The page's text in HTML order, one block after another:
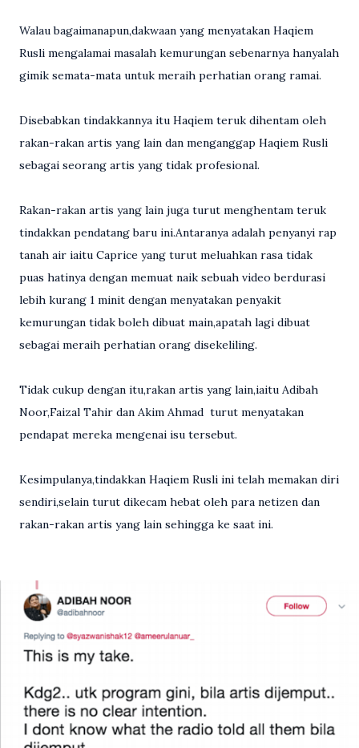
Walau bagaimanapun,dakwaan yang menyatakan Haqiem
Rusli mengalamai masalah kemurungan sebenarnya hanyalah
gimik semata-mata untuk meraih perhatian orang ramai.
Disebabkan tindakkannya itu Haqiem teruk dihentam oleh
rakan-rakan artis yang lain dan menganggap Haqiem Rusli
sebagai seorang artis yang tidak profesional.
Rakan-rakan artis yang lain juga turut menghentam teruk
tindakkan pendatang baru ini.Antaranya adalah penyanyi rap
tanah air iaitu Caprice yang turut meluahkan rasa tidak
puas hatinya dengan memuat naik sebuah video berdurasi
lebih kurang 1 minit dengan menyatakan penyakit
kemurungan tidak boleh dibuat main,apatah lagi dibuat
sebagai meraih perhatian orang disekeliling.
Tidak cukup dengan itu,rakan artis yang lain,iaitu Adibah
Noor,Faizal Tahir dan Akim Ahmad turut menyatakan
pendapat mereka mengenai isu tersebut.
Kesimpulanya,tindakkan Haqiem Rusli ini telah memakan diri
sendiri,selain turut dikecam hebat oleh para netizen dan
rakan-rakan artis yang lain sehingga ke saat ini.